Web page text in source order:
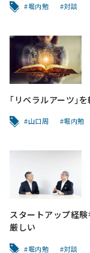
堀内勉 対談
｢リベラルアーツ｣
山口周 堀内勉
スタートアップ経
厳しい
堀内勉 対談